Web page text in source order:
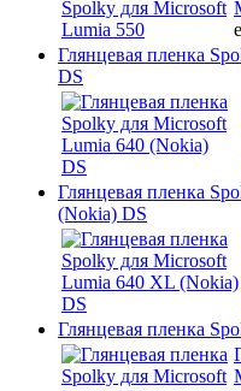
Глянцевая пленка
DS
Глянцевая пленка
(Nokia) DS
Глянцевая пленка